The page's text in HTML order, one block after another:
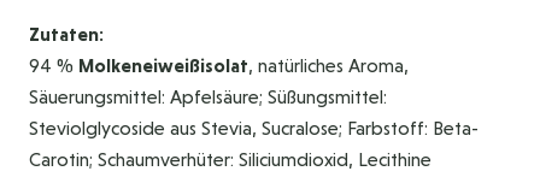
Zutaten:
94 % Molkeneiweißisolat, natürliches Aroma,
Säuerungsmittel: Apfelsäure; Süßungsmittel:
Steviolglycoside aus Stevia, Sucralose; Farbstoff: Beta-
Carotin; Schaumverhüter: Siliciumdioxid, Lecithine